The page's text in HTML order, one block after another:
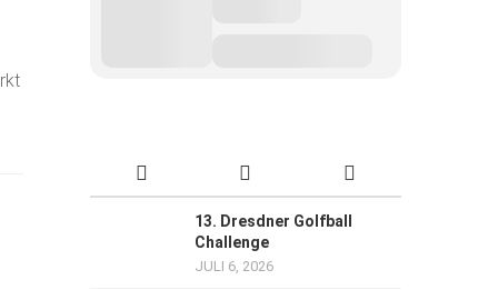
13. Dresdner Golfball
Challenge
JULI 6, 2026